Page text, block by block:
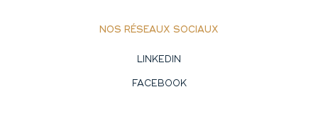
NOS RÉSEAUX SOCIAUX
LINKEDIN
FACEBOOK